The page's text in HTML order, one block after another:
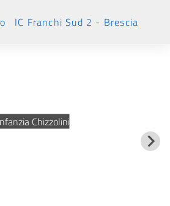
IC Franchi Sud 2 - Brescia
Infanzia Fornaci